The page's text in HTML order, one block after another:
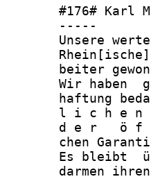
#176# Karl
       -----
Unsere
beiter
Wir haben
haftung
l i c h e n
d e r   ö f
chen
Es bleibt
darmen